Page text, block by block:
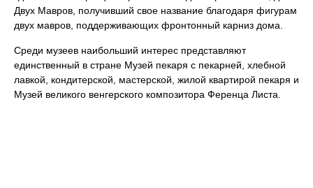
Двух Мавров, получивший свое название благодаря фигурам
двух мавров, поддерживающих фронтонный карниз дома.
Среди музеев наибольший интерес представляют
единственный в стране Музей пекаря с пекарней, хлебной
лавкой, кондитерской, мастерской, жилой квартирой пекаря и
Музей великого венгерского композитора Ференца Листа.